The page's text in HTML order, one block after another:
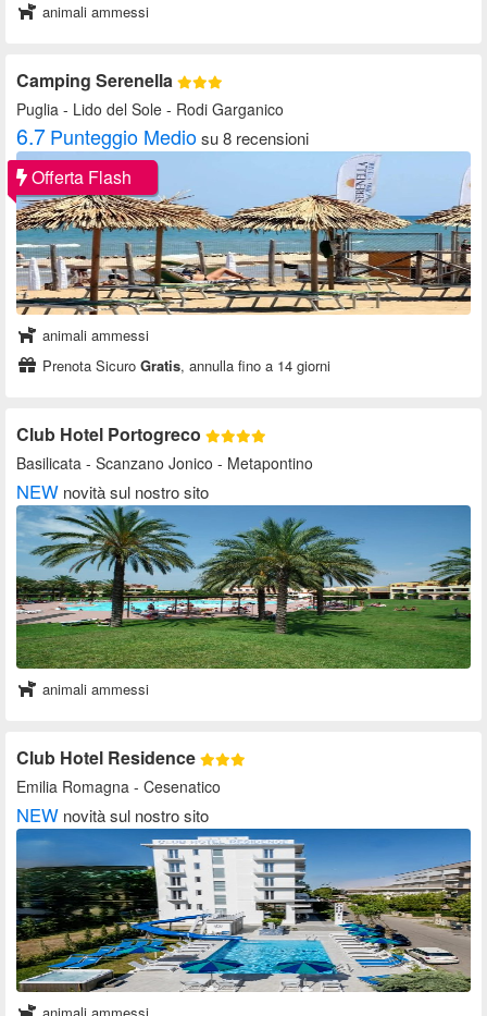
animali ammessi
Camping Serenella
Puglia - Lido del Sole - Rodi Garganico
6.7Punteggio Mediosu 8 recensioni
Offerta Flash
animali ammessi
Prenota Sicuro Gratis, annulla fino a 14 giorni
Club Hotel Portogreco
Basilicata - Scanzano Jonico - Metapontino
NEW novità sul nostro sito
animali ammessi
Club Hotel Residence
Emilia Romagna - Cesenatico
NEW novità sul nostro sito